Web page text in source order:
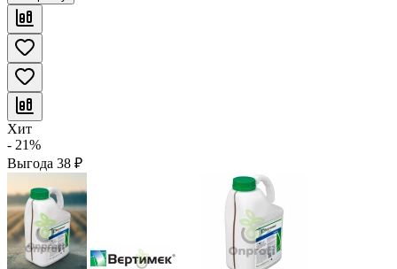
Хит
- 21%
Выгода 38 ₽